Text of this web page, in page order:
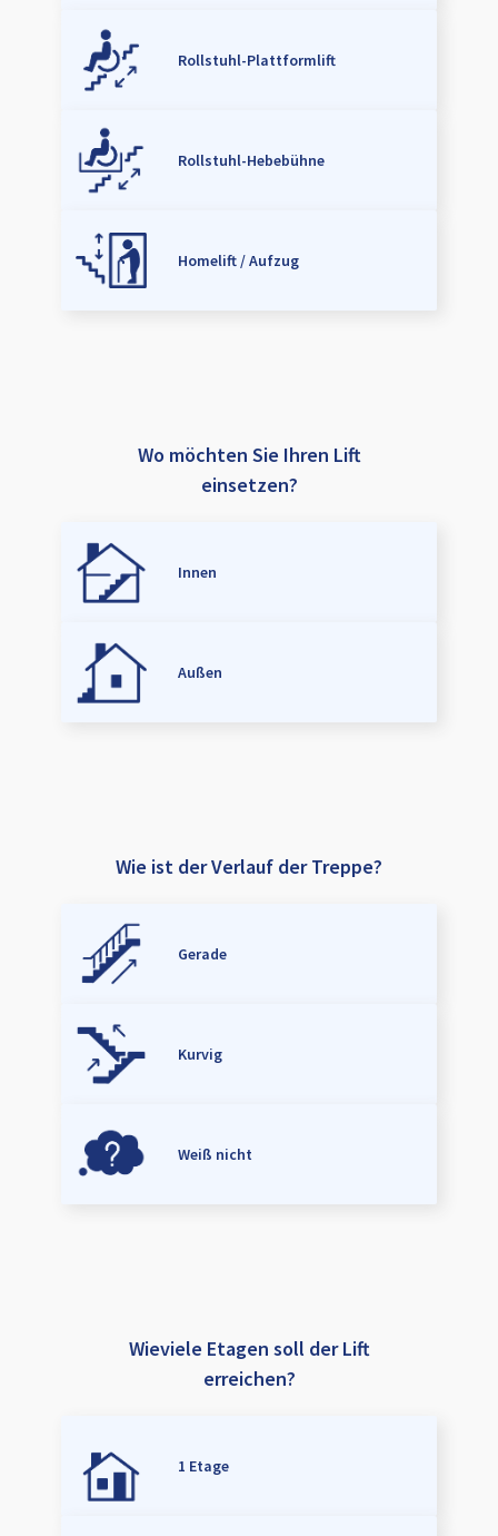
Rollstuhl-Plattformlift
Rollstuhl-Hebebühne
Homelift / Aufzug
Wo möchten Sie Ihren Lift
einsetzen?
Innen
Außen
Wie ist der Verlauf der Treppe?
Gerade
Kurvig
Weiß nicht
Wieviele Etagen soll der Lift
erreichen?
1 Etage